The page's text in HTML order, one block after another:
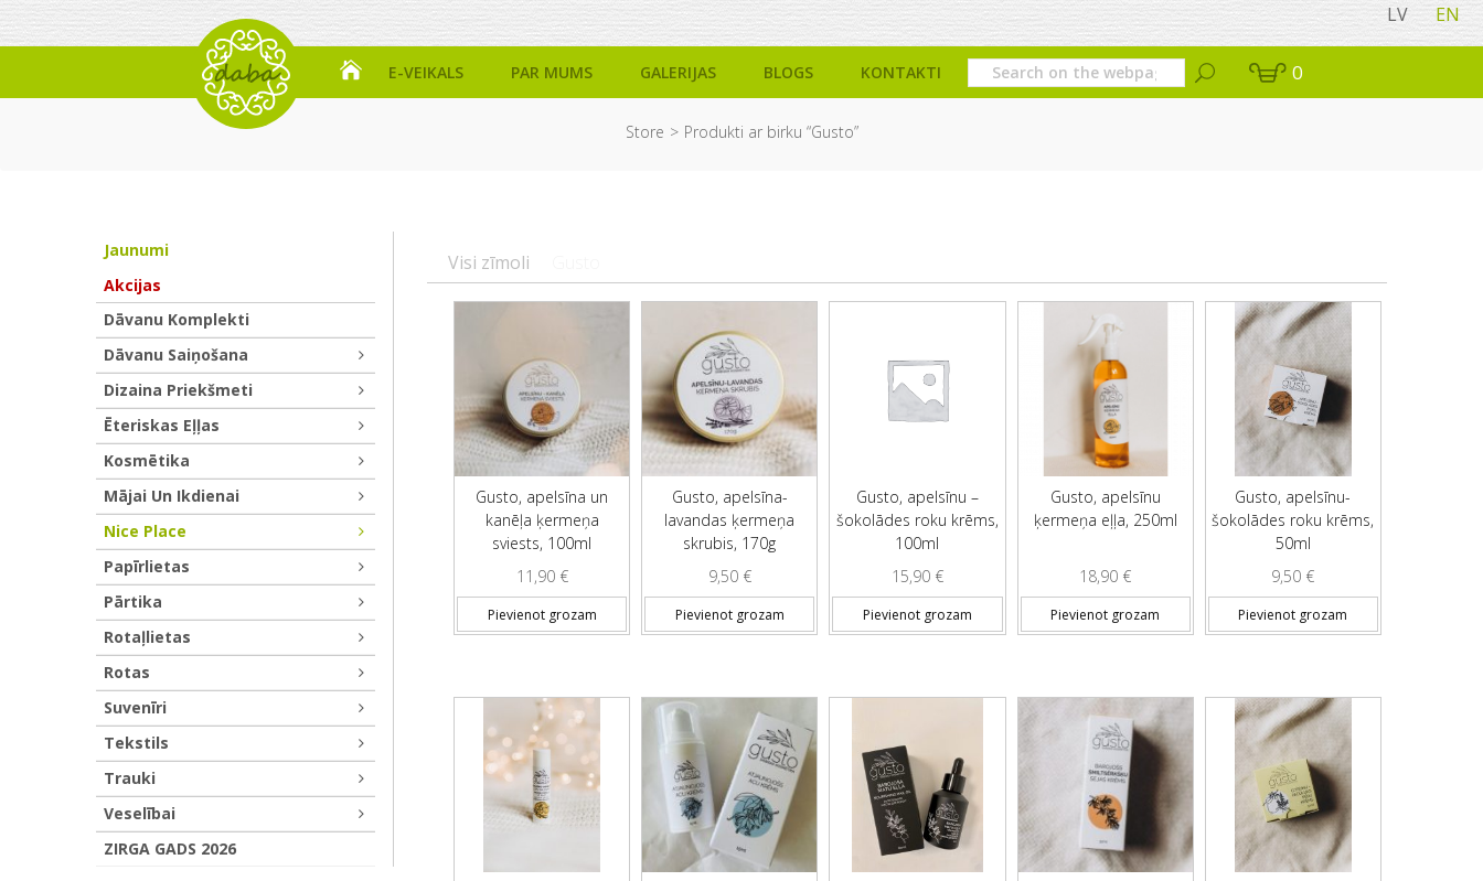
LV EN
E-VEIKALS PAR MUMS GALERIJAS BLOGS KONTAKTI 0
Store Produkti ar birku “Gusto”
Visi zīmoli
Gusto, apelsīna un
kanēļa ķermeņa
sviests, 100ml
11,90 €
Pievienot grozam
Gusto, apelsīna-
lavandas ķermeņa
skrubis, 170g
9,50 €
Pievienot grozam
Gusto, apelsīnu –
šokolādes roku krēms,
100ml
15,90 €
Pievienot grozam
Gusto, apelsīnu
ķermeņa eļļa, 250ml
18,90 €
Pievienot grozam
Gusto, apelsīnu-
šokolādes roku krēms,
50ml
9,50 €
Pievienot grozam
Jaunumi
Akcijas
Dāvanu Komplekti
Dāvanu Saiņošana
Dizaina Priekšmeti
Ēteriskas Eļļas
Kosmētika
Mājai Un Ikdienai
Nice Place
Papīrlietas
Pārtika
Rotaļlietas
Rotas
Suvenīri
Tekstils
Trauki
Veselībai
ZIRGA GADS 2026